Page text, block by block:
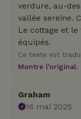
verdure, au-
vallée sereine.
Le cottage et
équipés.
Ce texte est
Montre l'original.
Graham
16 mai 2025